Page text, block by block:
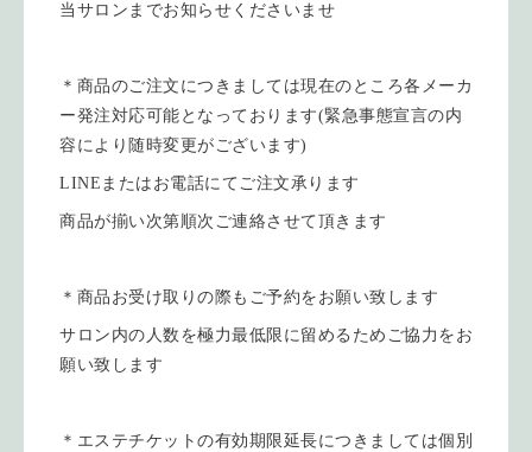
当サロンまでお知らせくださいませ
＊商品のご注文につきましては現在のところ各メーカ
ー発注対応可能となっております(緊急事態宣言の内
容により随時変更がございます)
LINEまたはお電話にてご注文承ります
商品が揃い次第順次ご連絡させて頂きます
＊商品お受け取りの際もご予約をお願い致します
サロン内の人数を極力最低限に留めるためご協力をお
願い致します
＊エステチケットの有効期限延長につきましては個別